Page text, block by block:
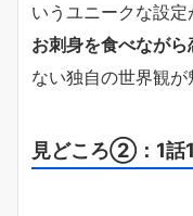
いうユニークな設定
お刺身を食べながら
ない独自の世界観が
見どころ②：1話